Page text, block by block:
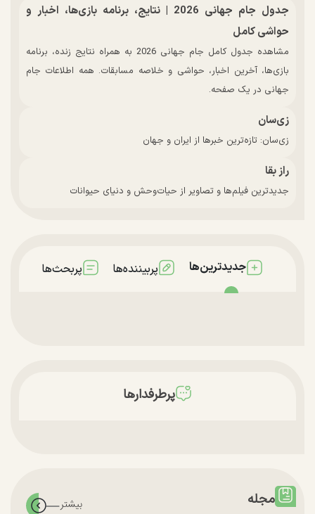
جدول جام جهانی 2026 | نتایج، برنامه بازی‌ها، اخبار و
حواشی کامل
مشاهده جدول کامل جام جهانی 2026 به همراه نتایج زنده، برنامه
بازی‌ها، آخرین اخبار، حواشی و خلاصه مسابقات. همه اطلاعات جام
جهانی در یک صفحه.
زی‌سان
زی‌سان: تازه‌ترین خبرها از ایران و جهان
راز بقا
جدیدترین فیلم‌ها و تصاویر از حیات‌وحش و دنیای حیوانات
جدیدترین‌ها پربیننده‌ها پربحث‌ها
پرطرفدارها
مجله